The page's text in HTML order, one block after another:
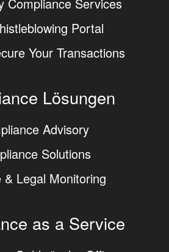
Portal
Your Transactions
Lösungen
Advisory
Solutions
& Legal Monitoring
as a Service